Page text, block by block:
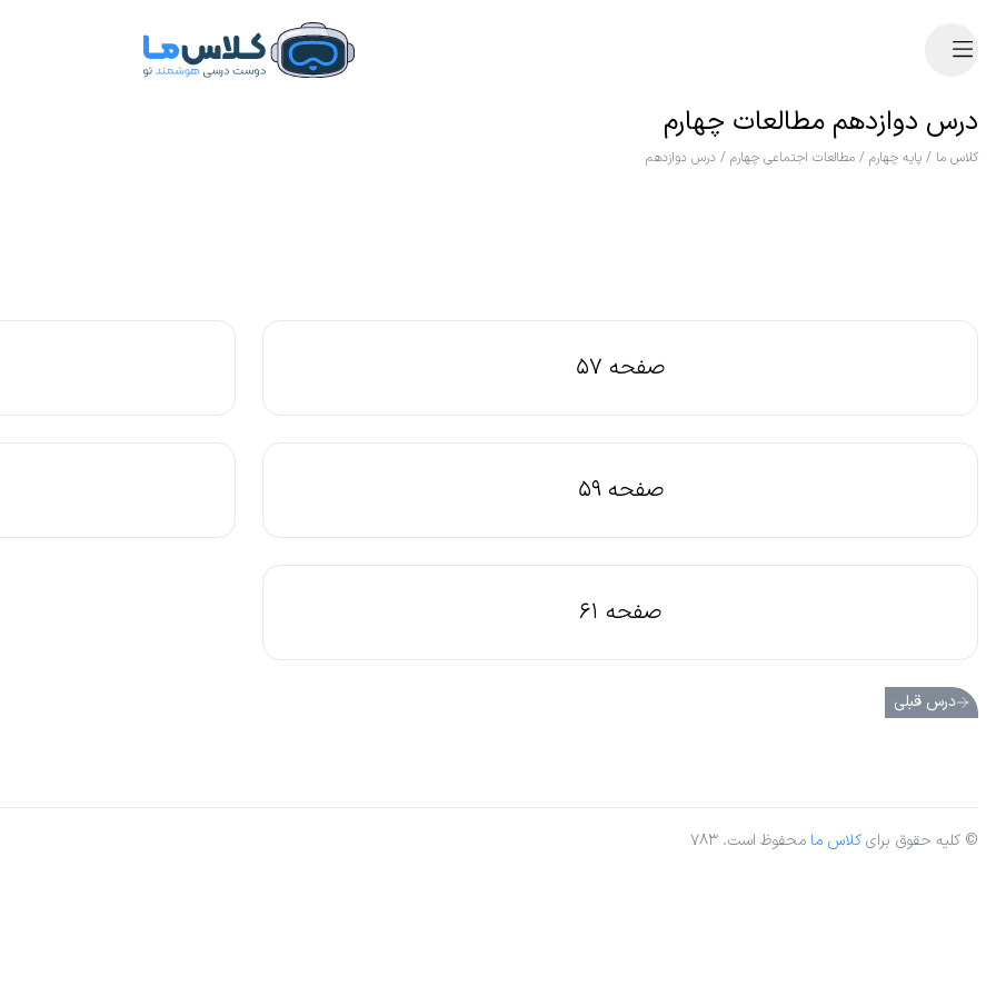
درس دوازدهم مطالعات چهارم
کلاس ما / پایه چهارم / مطالعات اجتماعی چهارم / درس دوازدهم
صفحه 57
صفحه 59
صفحه 61
درس قبلی
© کلیه حقوق برایکلاس ما محفوظ است. ۷۸۳